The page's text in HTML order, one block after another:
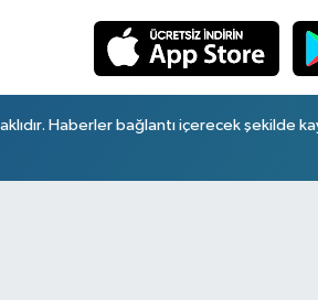
Haberler bağlantı içerecek şekilde